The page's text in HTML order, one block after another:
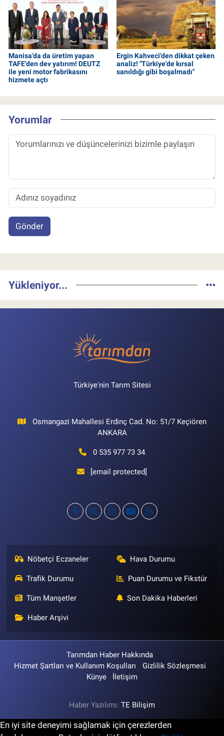
Manisa'da da üretim yapan
TAFE'den dev yatırım! DEUTZ
ile yeni motor fabrikasını
hizmete açtı
Ergin Kahveci'den dikkat çeken
analiz! "Türkiye'de kırsal
sanıldığı gibi boşalmadı"
Yorumlar
Gönder
Yükleniyor...
Türkiye'nin Tarım Sitesi
Osmangazi Mahallesi Erdinç Cad. No: 51/7 Keçiören
ANKARA
0 535 977 73 34
[email protected]
Nöbetçi Eczaneler Hava Durumu
Trafik Durumu Puan Durumu ve Fikstür
Tüm Manşetler Son Dakika Haberleri
Haber Arşivi
Tarımdan Haber Hakkında
Hizmet Şartları ve Kullanım Koşulları
Gizlilik Sözleşmesi
Künye
İletişim
Haber Yazılımı: TE Bilişim
En iyi site deneyimi sağlamak için çerezlerden